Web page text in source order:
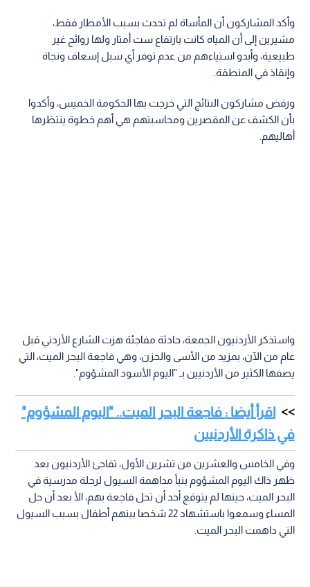
وأكد المشاركون أن المأساة لم تحدث بسبب الأمطار فقط،
مشيرين إلى أن المياه كانت بارتفاع ست أمتار ولها روائح غير
طبيعية، وأبدو استياءهم من عدم توفر أي سبل إسعاف ونجاة
وإنقاذ في المنطقة.
ورفض مشاركون النتائج التي خرجت بها الحكومة الخميس، وأكدوا
بأن الكشف عن المقصرين ومحاسبتهم هي أهم خطوة ينتظرها
أهاليهم.
واستذكر الأردنيون الجمعة، حادثة مفاجئة هزت الشارع الأردني قبل
عام من الآن، بمزيد من الأسى والحزن، وهي فاجعة البحر الميت، التي
يصفها الكثير من الأردنيين بـ "اليوم الأسود المشؤوم".
اقرأ أيضا : فاجعة البحر الميت.. "اليوم المشؤوم"
في ذاكرة الأردنيين
وفي الخامس والعشرين من تشرين الأول، تفاجئ الأردنيون بعد
ظهر ذاك اليوم المشؤوم بنبأ مداهمة السيول لرحلة مدرسية في
البحر الميت، حينها لم يتوقع أحد أن تحل فاجعة بهم، الأ بعد أن حل
المساء وسمعوا باستشهاد 22 شخصا بينهم أطفال بسبب السيول
التي داهمت البحر الميت.